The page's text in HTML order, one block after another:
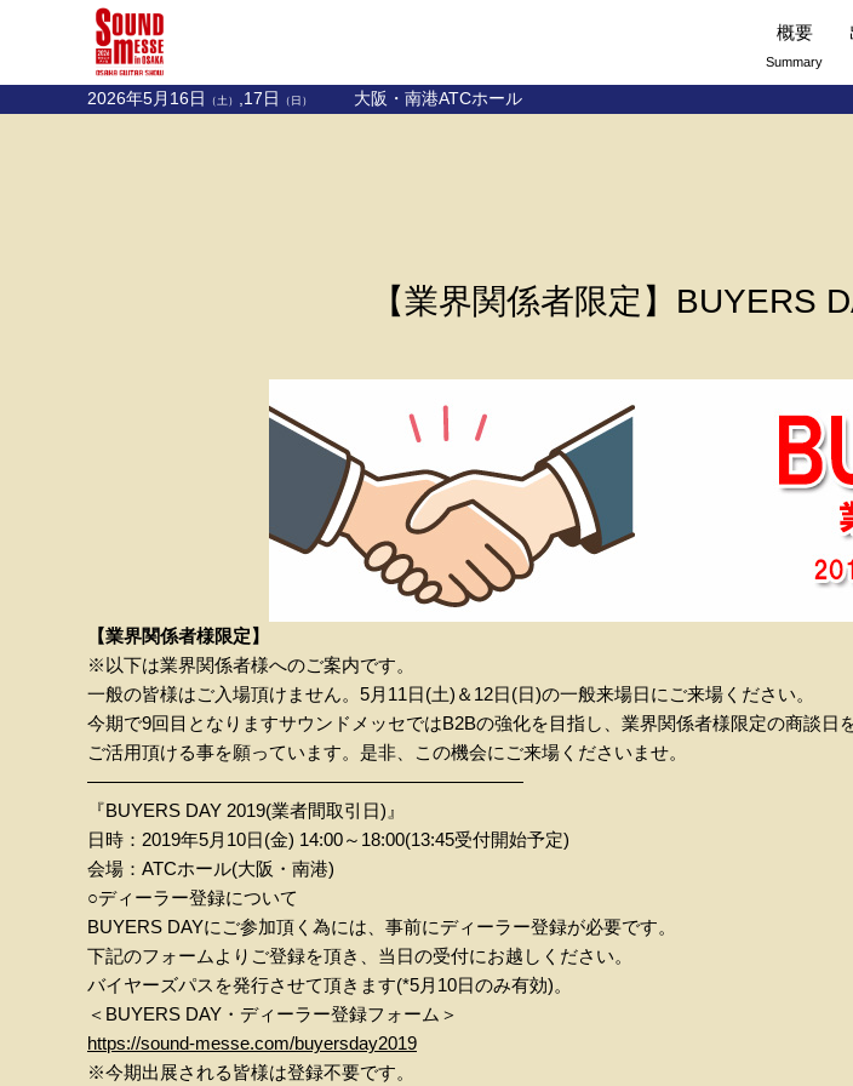
概要
Summary
2026年5月16日 （土） ,17日 （日） 大阪・南港ATCホール
【業界関係者限定】BUYERS
【業界関係者様限定】
※以下は業界関係者様へのご案内です。
一般の皆様はご入場頂けません。5月11日(土)＆12日(日)の一般来場日にご来場ください。
今期で9回目となりますサウンドメッセではB2Bの強化を目指し、業界関係者様限定の商談
ご活用頂ける事を願っています。是非、この機会にご来場くださいませ。
————————————————————————
『BUYERS DAY 2019(業者間取引日)』
日時：2019年5月10日(金) 14:00～18:00(13:45受付開始予定)
会場：ATCホール(大阪・南港)
○ディーラー登録について
BUYERS DAYにご参加頂く為には、事前にディーラー登録が必要です。
下記のフォームよりご登録を頂き、当日の受付にお越しください。
バイヤーズパスを発行させて頂きます(*5月10日のみ有効)。
＜BUYERS DAY・ディーラー登録フォーム＞
https://sound-messe.com/buyersday2019
※今期出展される皆様は登録不要です。